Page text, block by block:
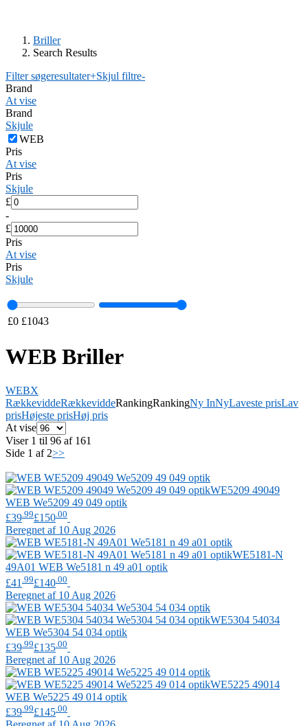
Briller
Search Results
Filter søgeresultater+Skjul filtre-
Brand
At vise
Brand
Skjule
WEB
Pris
At vise
Pris
Skjule
£
-
£
Pris
At vise
Pris
Skjule
£0 £1043
WEB Briller
WEBX
RækkeviddeRækkeviddeRankingRankingNy InNyLaveste prisLav
prisHøjeste prisHøj pris
At vise
Viser 1 til 96 af 161
Side 1 af 2>>
WE5209 49049
WEB We5209 49 049 optik
£39 .99£150 .00
Beregnet af 10 Aug 2026
WE5181-N
49A01 WEB We5181 n 49 a01 optik
£41 .99£140 .00
Beregnet af 10 Aug 2026
WE5304 54034
WEB We5304 54 034 optik
£39 .99£135 .00
Beregnet af 10 Aug 2026
WE5225 49014
WEB We5225 49 014 optik
£39 .99£145 .00